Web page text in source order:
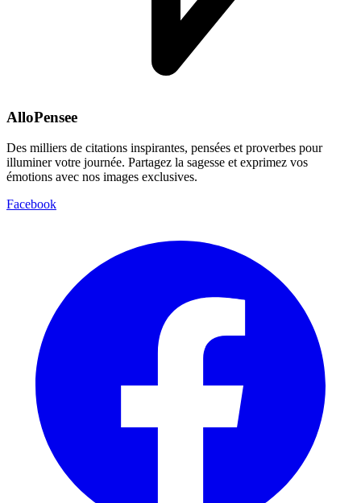
AlloPensee
Des milliers de citations inspirantes, pensées et proverbes pour
illuminer votre journée. Partagez la sagesse et exprimez vos
émotions avec nos images exclusives.
Facebook